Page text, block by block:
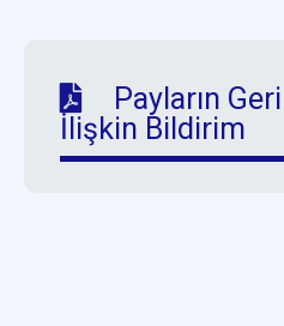
Payların
İlişkin Bildirim